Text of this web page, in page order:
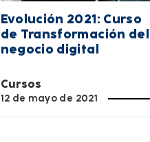
Evolución 2021: Curso
de Transformación del
negocio digital
Cursos
12 de mayo de 2021